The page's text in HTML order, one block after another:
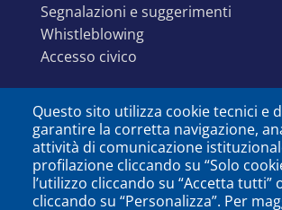
segnalazioni e suggerimenti
whistleblowing
accesso civico
Questo sito utilizza cookie tecnici
garantire la corretta navigazione,
attività di comunicazione
profilazione cliccando su “Solo
l’utilizzo cliccando su “Accetta
cliccando su “Personalizza”. Per